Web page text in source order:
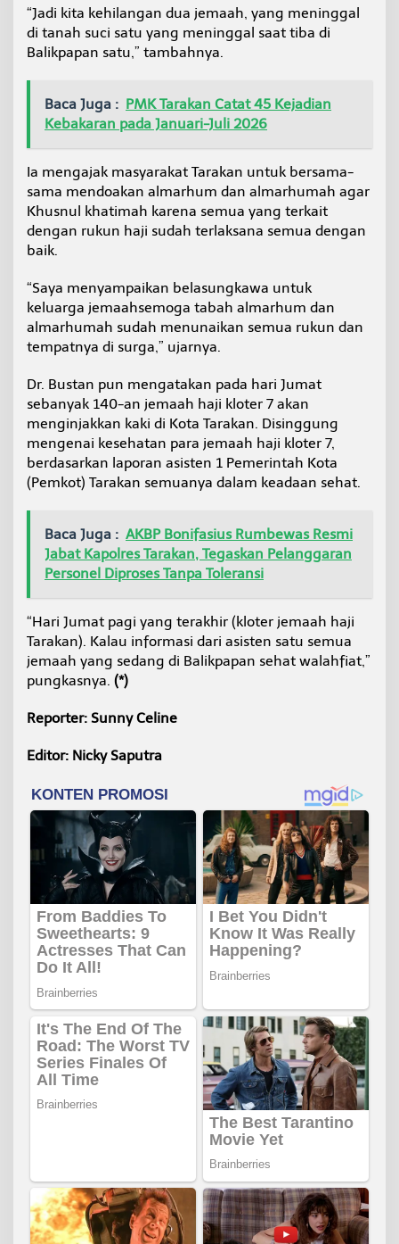
“Jadi kita kehilangan dua jemaah, yang meninggal
di tanah suci satu yang meninggal saat tiba di
Balikpapan satu,” tambahnya.
Baca Juga : PMK Tarakan Catat 45 Kejadian
Kebakaran pada Januari-Juli 2026
Ia mengajak masyarakat Tarakan untuk bersama-
sama mendoakan almarhum dan almarhumah agar
Khusnul khatimah karena semua yang terkait
dengan rukun haji sudah terlaksana semua dengan
baik.
“Saya menyampaikan belasungkawa untuk
keluarga jemaahsemoga tabah almarhum dan
almarhumah sudah menunaikan semua rukun dan
tempatnya di surga,” ujarnya.
Dr. Bustan pun mengatakan pada hari Jumat
sebanyak 140-an jemaah haji kloter 7 akan
menginjakkan kaki di Kota Tarakan. Disinggung
mengenai kesehatan para jemaah haji kloter 7,
berdasarkan laporan asisten 1 Pemerintah Kota
(Pemkot) Tarakan semuanya dalam keadaan sehat.
Baca Juga : AKBP Bonifasius Rumbewas Resmi
Jabat Kapolres Tarakan, Tegaskan Pelanggaran
Personel Diproses Tanpa Toleransi
“Hari Jumat pagi yang terakhir (kloter jemaah haji
Tarakan). Kalau informasi dari asisten satu semua
jemaah yang sedang di Balikpapan sehat walahfiat,”
pungkasnya. (*)
Reporter: Sunny Celine
Editor: Nicky Saputra